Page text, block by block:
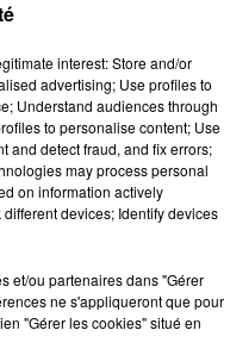
interest: Store and/or
advertising; Use profiles to
Understand audiences through
to personalise content; Use
and detect fraud, and fix errors;
may process personal
on information actively
devices; Identify devices
et/ou partenaires dans "Gérer
ne s'appliqueront que pour
"Gérer les cookies" situé en